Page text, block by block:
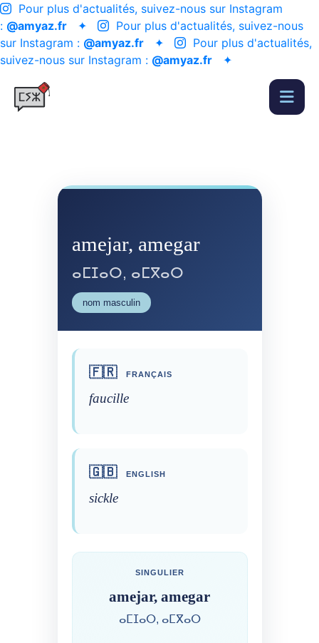
Pour plus d'actualités, suivez-nous sur Instagram
: @amyaz.fr ✦
Pour plus d'actualités, suivez-nous
sur Instagram : @amyaz.fr ✦
Pour plus d'actualités,
suivez-nous sur Instagram : @amyaz.fr ✦
amejar, amegar
ⴰⵎⵊⴰⵔ, ⴰⵎⴳⴰⵔ
nom masculin
🇫🇷 FRANÇAIS
faucille
🇬🇧 ENGLISH
sickle
SINGULIER
amejar, amegar
ⴰⵎⵊⴰⵔ, ⴰⵎⴳⴰⵔ